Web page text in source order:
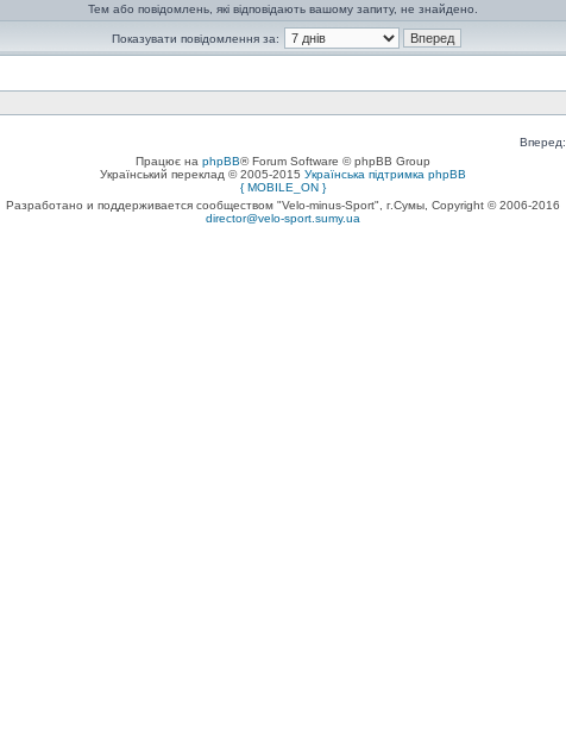
Тем або повідомлень, які відповідають вашому запиту, не знайдено.
Показувати повідомлення за:
Вперед:
Працює на phpBB® Forum Software © phpBB Group
Український переклад © 2005-2015 Українська підтримка phpBB
{ MOBILE_ON }
Разработано и поддерживается сообществом "Velo-minus-Sport", г.Сумы, Copyright © 2006-2016
director@velo-sport.sumy.ua